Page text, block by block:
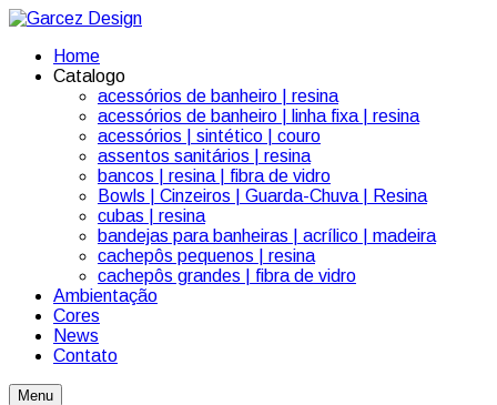
Home
Catalogo
acessórios de banheiro | resina
acessórios de banheiro | linha fixa | resina
acessórios | sintético | couro
assentos sanitários | resina
bancos | resina | fibra de vidro
Bowls | Cinzeiros | Guarda-Chuva | Resina
cubas | resina
bandejas para banheiras | acrílico | madeira
cachepôs pequenos | resina
cachepôs grandes | fibra de vidro
Ambientação
Cores
News
Contato
Menu